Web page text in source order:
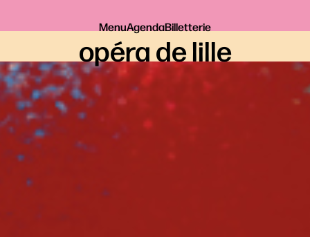
MenuAgendaBilletterie
opéra de lille